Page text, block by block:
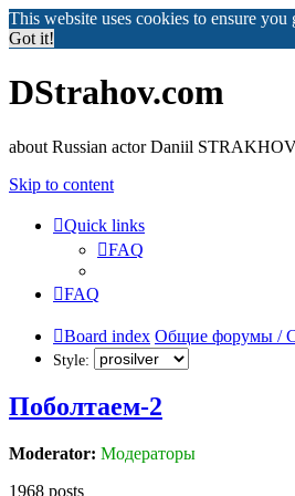
This website uses cookies to ensure
Got it!
DStrahov.com
about Russian actor Daniil
Skip to content
Quick links
FAQ
FAQ
Board index Общие форумы /
Style:
Поболтаем-2
Moderator: Модераторы
1968 posts